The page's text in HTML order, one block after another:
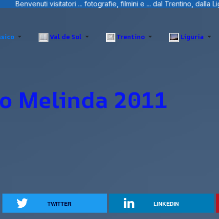
filmini e ... dal Trentino, dalla Liguria e Sardegna.
Val de Sol Trentino Liguria
Melinda 2011
TWITTER LINKEDIN